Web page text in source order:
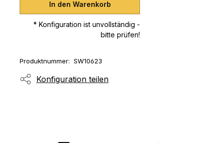
In den Warenkorb
* Konfiguration ist unvollständig -
bitte prüfen!
Produktnummer: SW10623
Konfiguration teilen